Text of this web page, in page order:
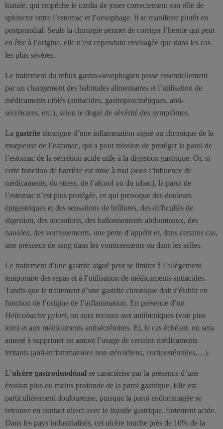
hiatale, qui empêche le cardia de jouer correctement son rôle de
sphincter entre l’estomac et l’oesophage. Il se manifeste plutôt en
postprandial. Seule la chirurgie permet de corriger l’hernie qui peut
en être à l’origine, elle n’est cependant envisagée que dans les cas
les plus sévères.
Le traitement du reflux gastro-oesophagien passe essentiellement
par un changement des habitudes alimentaires et l’utilisation de
médicaments ciblés (antiacides, gastroprocinétiques, anti-
sécrétoires, etc.), selon le degré de sévérité des symptômes.
La gastrite témoigne d’une inflammation aiguë ou chronique de la
muqueuse de l’estomac, qui a pour mission de protéger la paroi de
l’estomac de la sécrétion acide utile à la digestion gastrique. Or, si
cette fonction de barrière est mise à mal (sous l’influence de
médicaments, du stress, de l’alcool ou du tabac), la paroi de
l’estomac n’est plus protégée, ce qui provoque des douleurs
épigastriques et des sensations de brûlures, des difficultés de
digestion, des inconforts, des ballonnements abdominaux, des
nausées, des vomissements, une perte d’appétit et, dans certains cas,
une présence de sang dans les vomissements ou dans les selles.
Le traitement d’une gastrite aiguë peut se limiter à l’allègement
temporaire des repas et à l’utilisation de médicaments antiacides.
Tandis que le traitement d’une gastrite chronique doit s’établir en
fonction de l’origine de l’inflammation. En présence d’un
Helicobacter pylori, on aura recours aux antibiotiques (voir plus
loin) et aux médicaments antisécrétoires. Et, le cas échéant, on sera
amené à supprimer en amont l’usage de certains médicaments
irritants (anti-inflammatoires non stéroïdiens, corticostéroïdes,…).
L’ulcère gastroduodénal se caractérise par la présence d’une
érosion plus ou moins profonde de la paroi gastrique. Elle est
particulièrement douloureuse, puisque la paroi endommagée se
retrouve en contact direct avec le liquide gastrique, fortement acide.
Dans les pays industrialisés, cet ulcère touche près de 10% de la